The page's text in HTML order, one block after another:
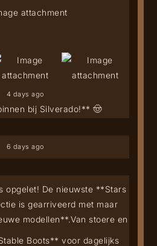
bij Silverado!** 🤠
4 days ago
6 days ago
opgelet! De nieuwste **Stars
is gearriveerd met maar
modellen**.Van stoere en
Boots** voor dagelijks